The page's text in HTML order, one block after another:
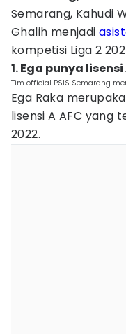
Semarang, Kahudi
Ghalih menjadi
kompetisi Liga 2
1. Ega punya lisensi
Tim official PSIS Semarang
Ega Raka
lisensi A AFC yang
2022.